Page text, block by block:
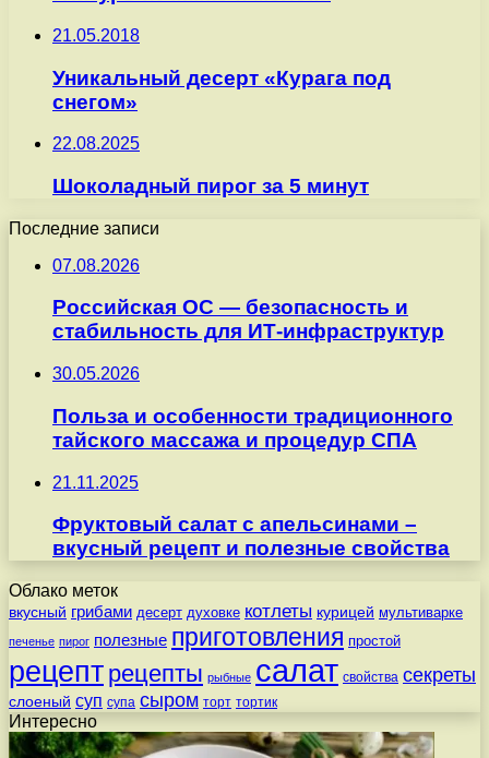
21.05.2018
Уникальный десерт «Курага под
снегом»
22.08.2025
Шоколадный пирог за 5 минут
Последние записи
07.08.2026
Российская ОС — безопасность и
стабильность для ИТ-инфраструктур
30.05.2026
Польза и особенности традиционного
тайского массажа и процедур СПА
21.11.2025
Фруктовый салат с апельсинами –
вкусный рецепт и полезные свойства
Облако меток
вкусный грибами десерт духовке котлеты курицей мультиварке
печенье пирог полезные приготовления простой
рецепт рецепты рыбные салат свойства секреты
слоеный суп супа сыром торт тортик
Интересно